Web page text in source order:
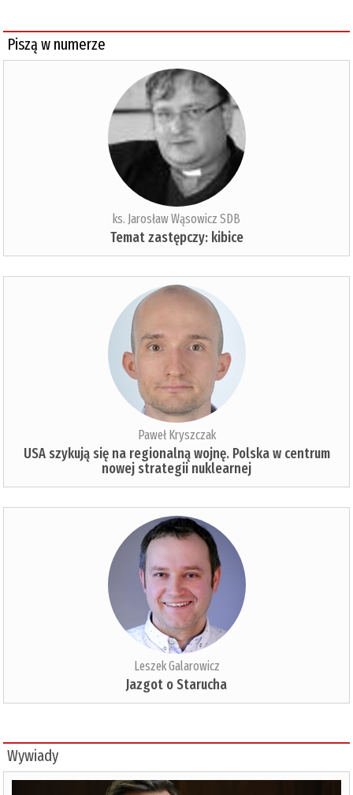
Piszą w numerze
ks. Jarosław Wąsowicz SDB
Temat zastępczy: kibice
Paweł Kryszczak
USA szykują się na regionalną wojnę. Polska w centrum
nowej strategii nuklearnej
Leszek Galarowicz
Jazgot o Starucha
Wywiady